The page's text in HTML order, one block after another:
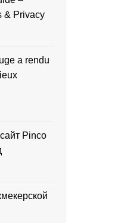
& Privacy
a rendu
Pinco